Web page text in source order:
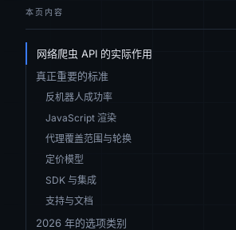
本页内容
网络爬虫 API 的实际作用
真正重要的标准
反机器人成功率
JavaScript 渲染
代理覆盖范围与轮换
定价模型
SDK 与集成
支持与文档
2026 年的选项类别